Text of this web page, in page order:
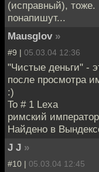
(исправный), тоже.
понапишут...
Mausglov »
#9 | 05.03.04 12:36
"Чистые деньги" -
после просмотра
:)
To # 1 Lexa
римский
Найдено в
J J »
#10 | 05.03.04 12:45